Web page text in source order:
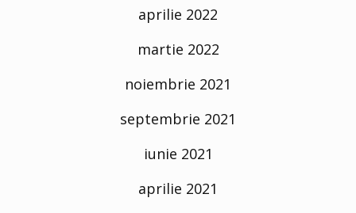
aprilie 2022
martie 2022
noiembrie 2021
septembrie 2021
iunie 2021
aprilie 2021